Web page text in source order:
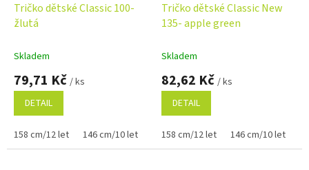
Tričko dětské Classic 100-
žlutá
Skladem
79,71 Kč / ks
DETAIL
158 cm/12 let 146 cm/10 let 122 cm/6 let 134 cm/8 let
Tričko dětské Classic New
135- apple green
Skladem
82,62 Kč / ks
DETAIL
158 cm/12 let 146 cm/10 let